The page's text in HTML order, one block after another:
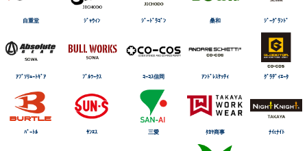
自重堂 ｼﾞｬｳｨﾝ ｼﾞｰﾄﾞﾗｺﾞﾝ 桑和 ｼﾞｰｸﾞﾗﾝﾄﾞ
ｱﾌﾞｿﾘｭｰﾄｷﾞｱ ﾌﾞﾙﾜｰｸｽ ｺｰｺｽ信岡 ｱﾝﾄﾞﾚｽｹｯﾃｨ ｸﾞﾗﾃﾞｨｴｰﾀ
ﾊﾞｰﾄﾙ ｻﾝｴｽ 三愛 ﾀｶﾔ商事 ﾅｲtﾅｲﾄ